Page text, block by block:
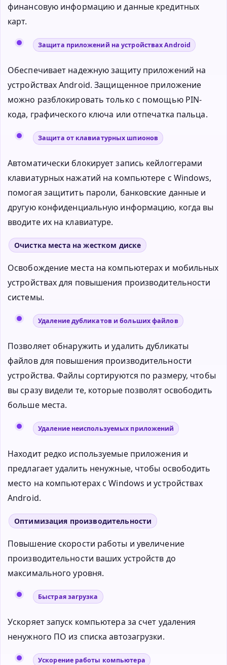
финансовую информацию и данные кредитных
карт.
Защита приложений на устройствах Android
Обеспечивает надежную защиту приложений на
устройствах Android. Защищенное приложение
можно разблокировать только с помощью PIN-
кода, графического ключа или отпечатка пальца.
Защита от клавиатурных шпионов
Автоматически блокирует запись кейлоггерами
клавиатурных нажатий на компьютере с Windows,
помогая защитить пароли, банковские данные и
другую конфиденциальную информацию, когда вы
вводите их на клавиатуре.
Очистка места на жестком диске
Освобождение места на компьютерах и мобильных
устройствах для повышения производительности
системы.
Удаление дубликатов и больших файлов
Позволяет обнаружить и удалить дубликаты
файлов для повышения производительности
устройства. Файлы сортируются по размеру, чтобы
вы сразу видели те, которые позволят освободить
больше места.
Удаление неиспользуемых приложений
Находит редко используемые приложения и
предлагает удалить ненужные, чтобы освободить
место на компьютерах с Windows и устройствах
Android.
Оптимизация производительности
Повышение скорости работы и увеличение
производительности ваших устройств до
максимального уровня.
Быстрая загрузка
Ускоряет запуск компьютера за счет удаления
ненужного ПО из списка автозагрузки.
Ускорение работы компьютера